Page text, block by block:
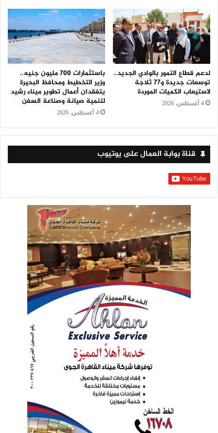
لدعم قطاع التمور بالوادي الجديد..
توسعات جديدة و٧٧ ثلاجة
لاستيعاب الكميات الموردة
4 أغسطس، 2026
باستثمارات 700 مليون جنيه..
وزير التخطيط ومحافظ البحيرة
يتفقدان أعمال تطوير ميناء رشيد
لتنمية صيانة وصناعة السفن
4 أغسطس، 2026
قناة بوابة العمال على يوتيوب